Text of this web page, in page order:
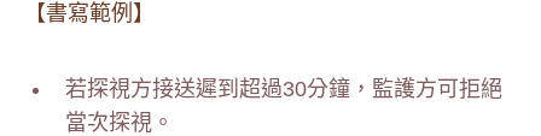
【書寫範例】
若探視方接送遲到超過30分鐘，監護方可拒絕
當次探視。